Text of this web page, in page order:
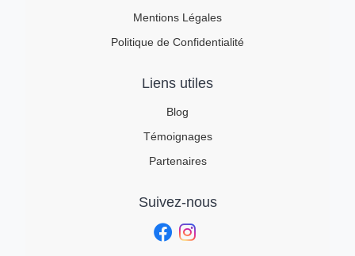
Mentions Légales
Politique de Confidentialité
Liens utiles
Blog
Témoignages
Partenaires
Suivez-nous